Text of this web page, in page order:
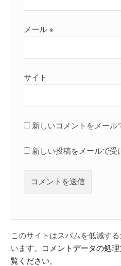
メール※
サイト
新しいコメントをメール
新しい投稿をメールで受
このサイトはスパムを低減す
います。 コメントデータの処
覧ください。